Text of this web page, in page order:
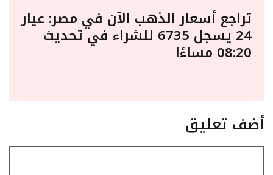
تراجع أسعار الذهب الآن في مصر: عيار
24 يسجل 6735 للشراء في تحديث
08:20 مساءًا
أضف تعليق